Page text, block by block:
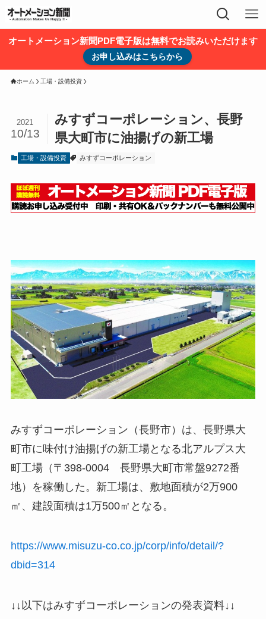
オートメーション新聞PDF電子版は無料でお読みいただけます
お申し込みはこちらから
ホーム 工場・設備投資
みすずコーポレーション、長野
県大町市に油揚げの新工場
2021
10/13
工場・設備投資 みすずコーポレーション
みすずコーポレーション（長野市）は、長野県大
町市に味付け油揚げの新工場となる北アルプス大
町工場（〒398-0004 長野県大町市常盤9272番
地）を稼働した。新工場は、敷地面積が2万900
㎡、建設面積は1万500㎡となる。
https://www.misuzu-co.co.jp/corp/info/detail/?
dbid=314
↓ ↓以下はみすずコーポレーションの発表資料↓ ↓